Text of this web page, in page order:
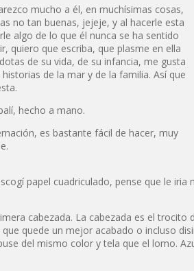
mucho a él, en muchísimas cosas,
no tan buenas, jejeje, y al hacerle esta
algo de lo que él nunca se ha sentido
quiero que escriba, que plasme en ella
de su vida, de su infancia, me gusta
de la mar y de la familia. Así que
hecho a mano.
es bastante fácil de hacer, muy
papel cuadriculado, pense que le iria
cabezada. La cabezada es el
quede un mejor acabado o incluso
del mismo color y tela que el lomo.